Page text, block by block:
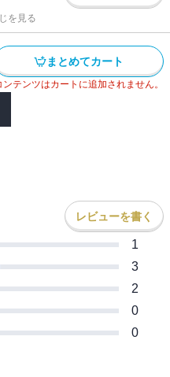
を見る
まとめてカート
テンツはカートに追加されません。
レビューを書く
1
3
2
0
0